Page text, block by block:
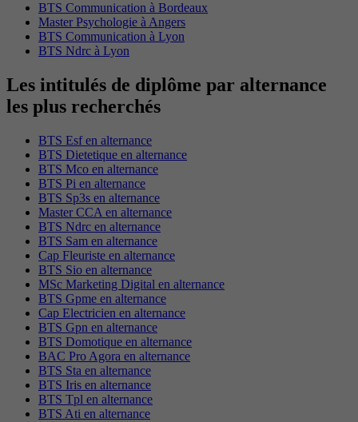
BTS Communication à Bordeaux
Master Psychologie à Angers
BTS Communication à Lyon
BTS Ndrc à Lyon
Les intitulés de diplôme par alternance
les plus recherchés
BTS Esf en alternance
BTS Dietetique en alternance
BTS Mco en alternance
BTS Pi en alternance
BTS Sp3s en alternance
Master CCA en alternance
BTS Ndrc en alternance
BTS Sam en alternance
Cap Fleuriste en alternance
BTS Sio en alternance
MSc Marketing Digital en alternance
BTS Gpme en alternance
Cap Electricien en alternance
BTS Gpn en alternance
BTS Domotique en alternance
BAC Pro Agora en alternance
BTS Sta en alternance
BTS Iris en alternance
BTS Tpl en alternance
BTS Ati en alternance